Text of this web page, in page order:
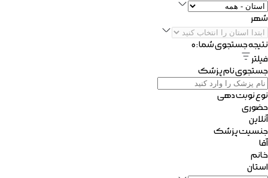
شهر
نتیجه جستجوی شما :۰
فیلتر
جستجوی نام پزشک
نوع نوبت دهی
حضوری
آنلاین
جنسیت پزشک
آقا
خانم
استان